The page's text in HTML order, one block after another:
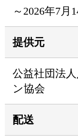
～2026年7月
提供元
公益社団法
ン協会
配送